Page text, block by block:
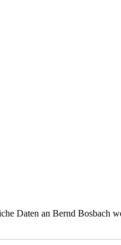
Daten an Bernd Bosbach